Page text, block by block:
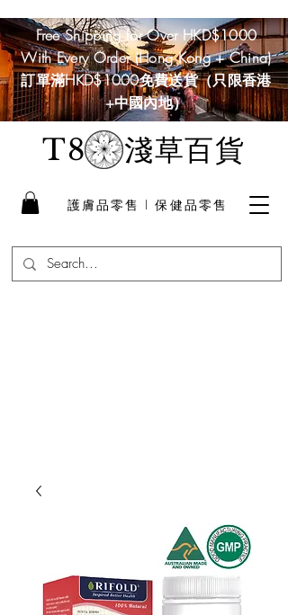
T8淺草百貨
護膚品零售 I 保健品零售
Free Shipping for Over HKD$1000
With Every Order (Hong Kong + China)
訂單滿HKD$1000免費送貨（只限香港
+中國內地）